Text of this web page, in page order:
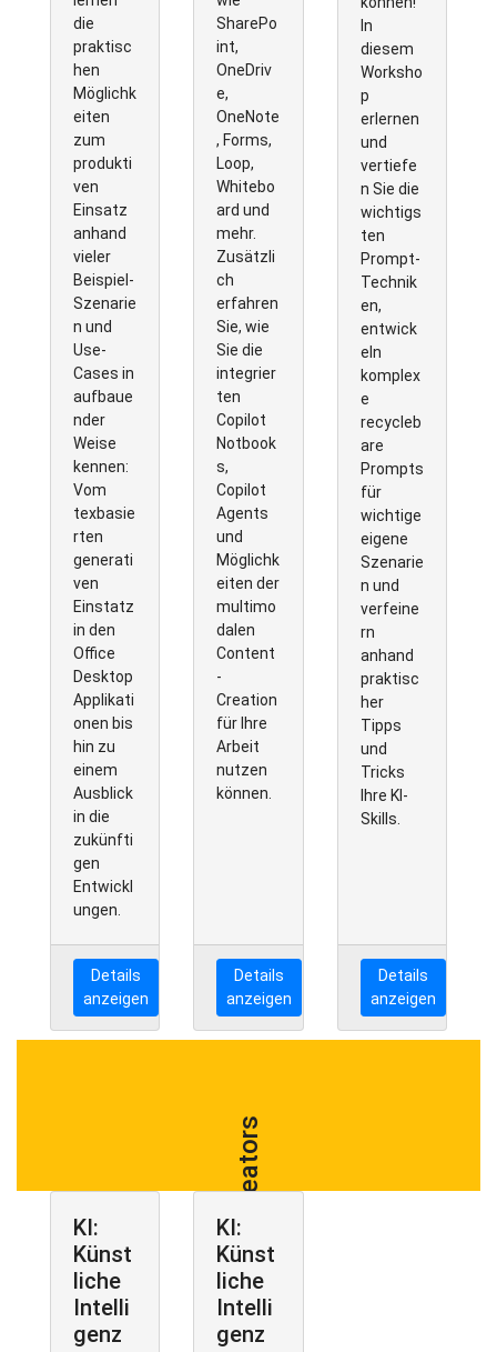
die
praktisc
hen
Möglichk
eiten
zum
produkti
ven
Einsatz
anhand
vieler
Beispiel-
Szenarie
n und
Use-
Cases in
aufbaue
nder
Weise
kennen:
Vom
texbasie
rten
generati
ven
Einstatz
in den
Office
Desktop
Applikati
onen bis
hin zu
einem
Ausblick
in die
zukünfti
gen
Entwickl
ungen.
Details
anzeigen
SharePo
int,
OneDriv
e,
OneNote
, Forms,
Loop,
Whitebo
ard und
mehr.
Zusätzli
ch
erfahren
Sie, wie
Sie die
integrier
ten
Copilot
Notbook
s,
Copilot
Agents
und
Möglichk
eiten der
multimo
dalen
Content
-
Creation
für Ihre
Arbeit
nutzen
können.
Details
anzeigen
In
diesem
Worksho
p
erlernen
und
vertiefe
n Sie die
wichtigs
ten
Prompt-
Technik
en,
entwick
eln
komplex
e
recycleb
are
Prompts
für
wichtige
eigene
Szenarie
n und
verfeine
rn
anhand
praktisc
her
Tipps
und
Tricks
Ihre KI-
Skills.
Details
anzeigen
Creators
KI:
Künst
liche
Intelli
genz
KI:
Künst
liche
Intelli
genz